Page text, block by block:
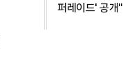
퍼레이드' 공개"